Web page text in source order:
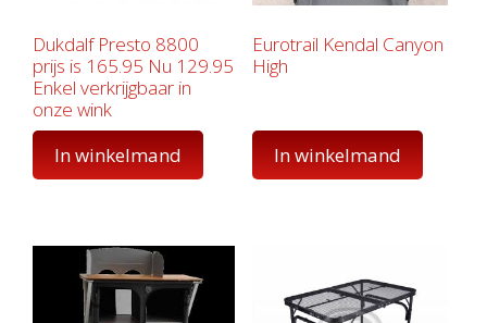
Dukdalf Presto 8800
prijs is 165.95 Nu 129.95
Enkel verkrijgbaar in
onze wink
In winkelmand
Eurotrail Kendal Canyon
High
In winkelmand